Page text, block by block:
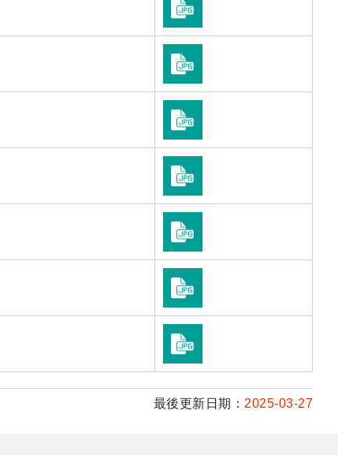
最後更新日期： 2025-03-27